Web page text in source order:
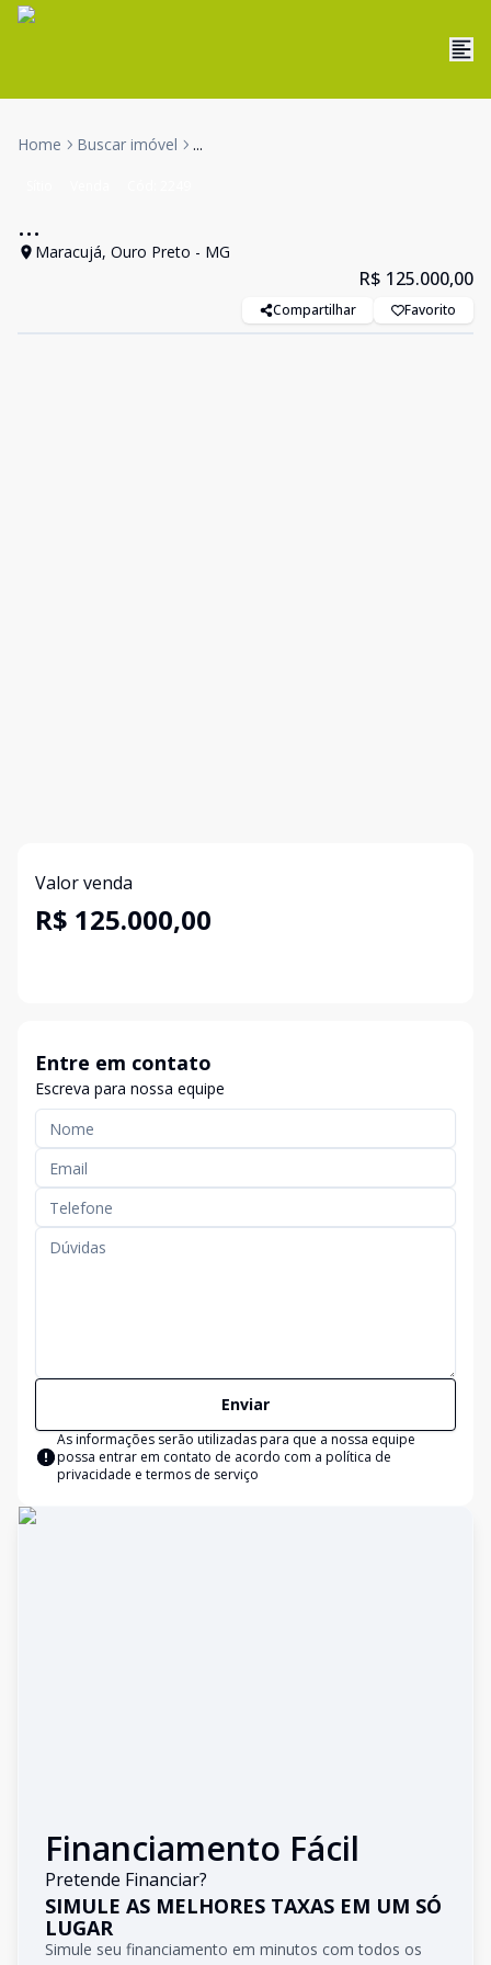
Home Buscar imóvel ...
...
Maracujá, Ouro Preto - MG
R$ 125.000,00
Compartilhar Favorito
Valor venda
R$ 125.000,00
Entre em contato
Escreva para nossa equipe
Enviar
As informações serão utilizadas para que a nossa equipe
possa entrar em contato de acordo com a política de
privacidade e termos de serviço
Financiamento Fácil
Pretende Financiar?
SIMULE AS MELHORES TAXAS EM UM SÓ
LUGAR
Simule seu financiamento em minutos com todos os